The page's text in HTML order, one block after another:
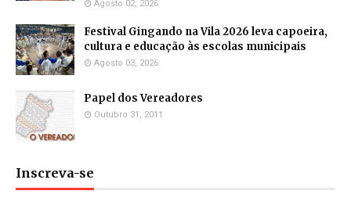
Agosto 02, 2026
Festival Gingando na Vila 2026 leva capoeira,
cultura e educação às escolas municipais
Agosto 03, 2026
Papel dos Vereadores
Outubro 31, 2011
Inscreva-se